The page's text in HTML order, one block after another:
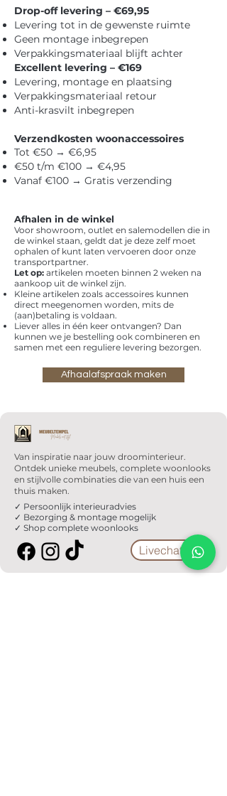
- Je ontvangt een bericht van ons zodra je
bestelling klaarstaat.
- Plan eenvoudig een tijd via telefoon of ons
afhaalformulier.
- Kom langs op het afgesproken moment om je
meubels op te halen.
- Geen wachttijden bij het afhaalpunt
- Alles staat netjes en compleet voor je klaar
Drop-off levering – €69,95
Levering tot in de gewenste ruimte
Geen montage inbegrepen
Verpakkingsmateriaal blijft achter
Excellent levering – €169
Levering, montage en plaatsing
Verpakkingsmateriaal retour
Anti-krasvilt inbegrepen
Verzendkosten woonaccessoires
Tot €50 → €6,95
€50 t/m €100 → €4,95
Vanaf €100 → Gratis verzending
Afhalen in de winkel
Voor showroom, outlet en salemodellen die in
de winkel staan, geldt dat je deze zelf moet
ophalen of kunt laten vervoeren door onze
transportpartner.
Let op: artikelen moeten binnen 2 weken na
aankoop uit de winkel zijn.
Kleine artikelen zoals accessoires kunnen
direct meegenomen worden, mits de
(aan)betaling is voldaan.
Liever alles in één keer ontvangen? Dan
kunnen we je bestelling ook combineren en
samen met een reguliere levering bezorgen.
Afhaalafspraak maken
Van inspiratie naar jouw droominterieur.
Ontdek unieke meubels, complete woonlooks
en stijlvolle combinaties die van een huis een
thuis maken.
✓ Persoonlijk interieuradvies
✓ Bezorging & montage mogelijk
✓ Shop complete woonlooks
Livechat